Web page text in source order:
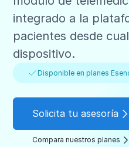
integrado a la
pacientes desde
dispositivo.
Disponible en planes
Solicita tu asesoría
Compara nuestros planes